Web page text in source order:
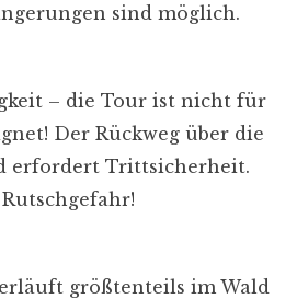
sind möglich.
– die Tour ist nicht für
Der Rückweg über die
erfordert Trittsicherheit.
größtenteils im Wald